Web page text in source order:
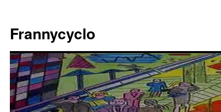
contenu
Frannycyclo